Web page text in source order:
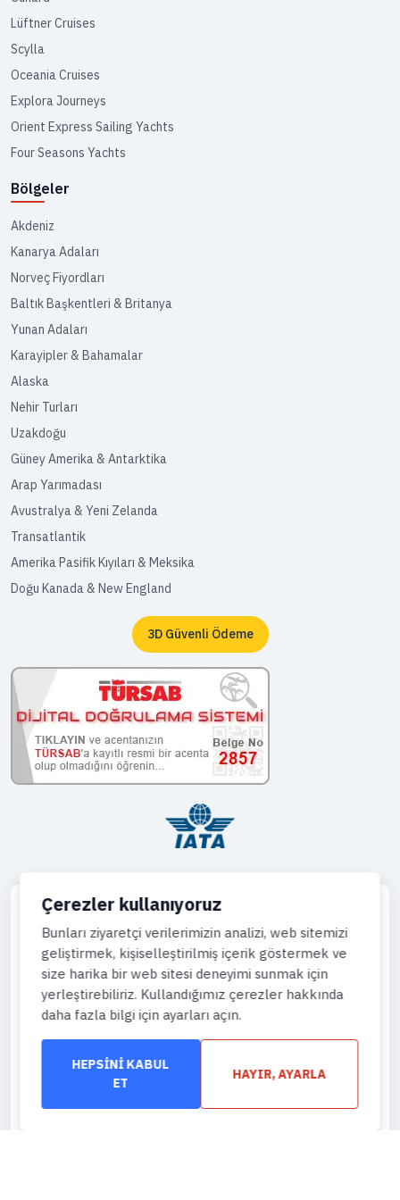
Lüftner Cruises
Scylla
Oceania Cruises
Explora Journeys
Orient Express Sailing Yachts
Four Seasons Yachts
Bölgeler
Akdeniz
Kanarya Adaları
Norveç Fiyordları
Baltık Başkentleri & Britanya
Yunan Adaları
Karayipler & Bahamalar
Alaska
Nehir Turları
Uzakdoğu
Güney Amerika & Antarktika
Arap Yarımadası
Avustralya & Yeni Zelanda
Transatlantik
Amerika Pasifik Kıyıları & Meksika
Doğu Kanada & New England
3D Güvenli Ödeme
Telefon
444 43 64
WhatsApp
Eposta
info@gemiturlari.com
Çerezler kullanıyoruz
Bunları ziyaretçi verilerimizin analizi, web sitemizi
geliştirmek, kişiselleştirilmiş içerik göstermek ve
size harika bir web sitesi deneyimi sunmak için
yerleştirebiliriz. Kullandığımız çerezler hakkında
daha fazla bilgi için ayarları açın.
HEPSINI KABUL
ET
HAYIR, AYARLA